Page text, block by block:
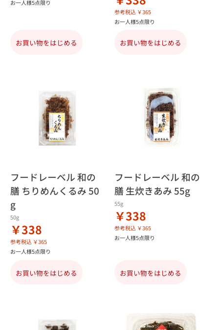
お一人様5点限り
お買い物をはじめる
参考税込 ￥365
お一人様5点限り
お買い物をはじめる
フードレーベル 和の
膳 ちりめんくるみ 50
g
50g
￥338
参考税込 ￥365
お一人様5点限り
お買い物をはじめる
フードレーベル 和の
膳 生炊きあみ 55g
55g
￥338
参考税込 ￥365
お一人様5点限り
お買い物をはじめる